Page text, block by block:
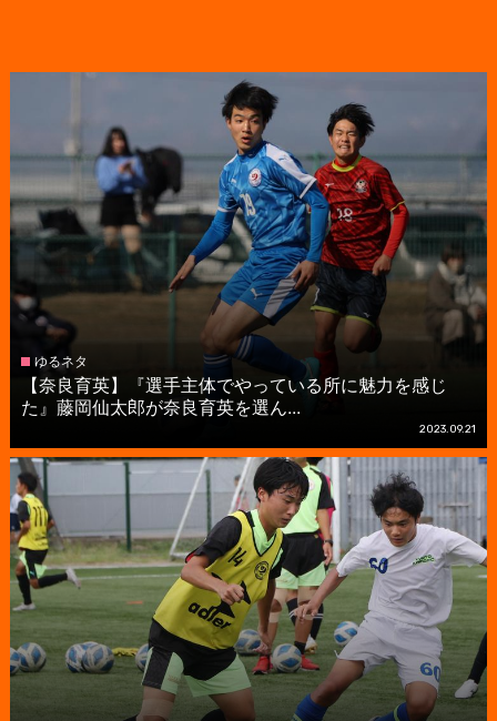
ゆるネタ
【奈良育英】『選手主体でやっている所に魅力を感じ
た』藤岡仙太郎が奈良育英を選ん...
2023.09.21